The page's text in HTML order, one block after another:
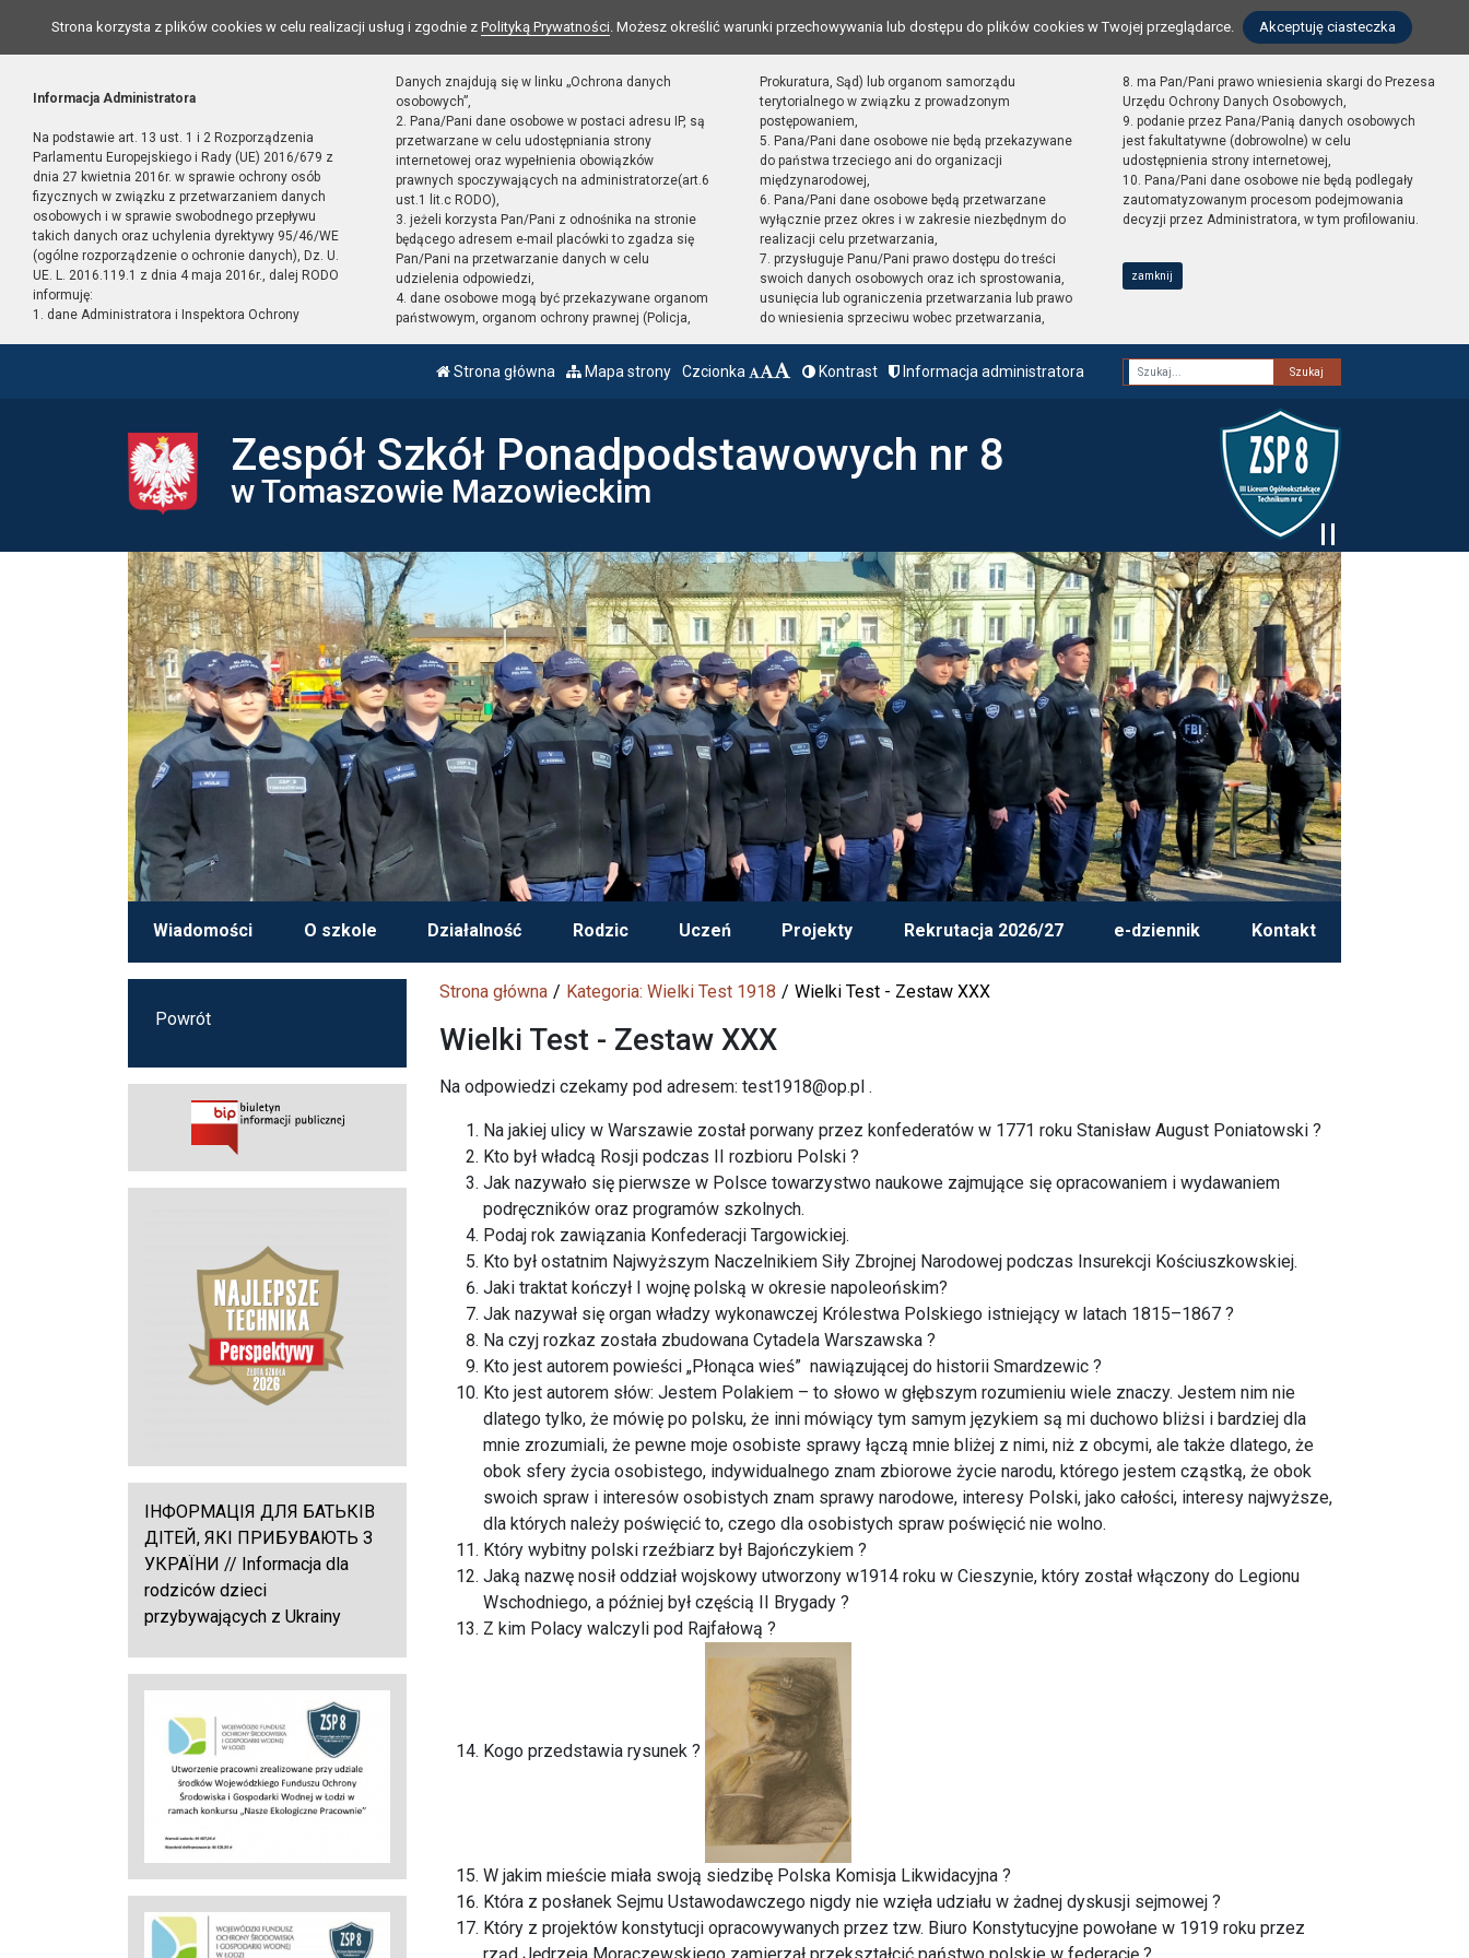
Strona korzysta z plików cookies w celu realizacji usług i zgodnie z Polityką Prywatności. Możesz określić warunki przechowywania lub dostępu do plików cookies w Twojej przeglądarce. Akceptuję ciasteczka
Informacja Administratora
Na podstawie art. 13 ust. 1 i 2 Rozporządzenia
Parlamentu Europejskiego i Rady (UE) 2016/679 z
dnia 27 kwietnia 2016r. w sprawie ochrony osób
fizycznych w związku z przetwarzaniem danych
osobowych i w sprawie swobodnego przepływu
takich danych oraz uchylenia dyrektywy 95/46/WE
(ogólne rozporządzenie o ochronie danych), Dz. U.
UE. L. 2016.119.1 z dnia 4 maja 2016r., dalej RODO
informuję:
1. dane Administratora i Inspektora Ochrony
Danych znajdują się w linku „Ochrona danych
osobowych”,
2. Pana/Pani dane osobowe w postaci adresu IP, są
przetwarzane w celu udostępniania strony
internetowej oraz wypełnienia obowiązków
prawnych spoczywających na administratorze(art.6
ust.1 lit.c RODO),
3. jeżeli korzysta Pan/Pani z odnośnika na stronie
będącego adresem e-mail placówki to zgadza się
Pan/Pani na przetwarzanie danych w celu
udzielenia odpowiedzi,
4. dane osobowe mogą być przekazywane organom
państwowym, organom ochrony prawnej (Policja,
Prokuratura, Sąd) lub organom samorządu
terytorialnego w związku z prowadzonym
postępowaniem,
5. Pana/Pani dane osobowe nie będą przekazywane
do państwa trzeciego ani do organizacji
międzynarodowej,
6. Pana/Pani dane osobowe będą przetwarzane
wyłącznie przez okres i w zakresie niezbędnym do
realizacji celu przetwarzania,
7. przysługuje Panu/Pani prawo dostępu do treści
swoich danych osobowych oraz ich sprostowania,
usunięcia lub ograniczenia przetwarzania lub prawo
do wniesienia sprzeciwu wobec przetwarzania,
8. ma Pan/Pani prawo wniesienia skargi do Prezesa
Urzędu Ochrony Danych Osobowych,
9. podanie przez Pana/Panią danych osobowych
jest fakultatywne (dobrowolne) w celu
udostępnienia strony internetowej,
10. Pana/Pani dane osobowe nie będą podlegały
zautomatyzowanym procesom podejmowania
decyzji przez Administratora, w tym profilowaniu.
zamknij
Strona główna Mapa strony Czcionka Kontrast Informacja administratora
Fraza
Zespół Szkół Ponadpodstawowych nr 8
w Tomaszowie Mazowieckim
Wiadomości O szkole Działalność Rodzic Uczeń Projekty Rekrutacja 2026/27 e-dziennik Kontakt
Strona główna Kategoria: Wielki Test 1918 Wielki Test - Zestaw XXX
Wielki Test - Zestaw XXX
Na odpowiedzi czekamy pod adresem: test1918@op.pl .
Na jakiej ulicy w Warszawie został porwany przez konfederatów w 1771 roku Stanisław August Poniatowski ?
Kto był władcą Rosji podczas II rozbioru Polski ?
Jak nazywało się pierwsze w Polsce towarzystwo naukowe zajmujące się opracowaniem i wydawaniem
podręczników oraz programów szkolnych.
Podaj rok zawiązania Konfederacji Targowickiej.
Kto był ostatnim Najwyższym Naczelnikiem Siły Zbrojnej Narodowej podczas Insurekcji Kościuszkowskiej.
Jaki traktat kończył I wojnę polską w okresie napoleońskim?
Jak nazywał się organ władzy wykonawczej Królestwa Polskiego istniejący w latach 1815–1867 ?
Na czyj rozkaz została zbudowana Cytadela Warszawska ?
Kto jest autorem powieści „Płonąca wieś” nawiązującej do historii Smardzewic ?
Kto jest autorem słów: Jestem Polakiem – to słowo w głębszym rozumieniu wiele znaczy. Jestem nim nie
dlatego tylko, że mówię po polsku, że inni mówiący tym samym językiem są mi duchowo bliżsi i bardziej dla
mnie zrozumiali, że pewne moje osobiste sprawy łączą mnie bliżej z nimi, niż z obcymi, ale także dlatego, że
obok sfery życia osobistego, indywidualnego znam zbiorowe życie narodu, którego jestem cząstką, że obok
swoich spraw i interesów osobistych znam sprawy narodowe, interesy Polski, jako całości, interesy najwyższe,
dla których należy poświęcić to, czego dla osobistych spraw poświęcić nie wolno.
Który wybitny polski rzeźbiarz był Bajończykiem ?
Jaką nazwę nosił oddział wojskowy utworzony w1914 roku w Cieszynie, który został włączony do Legionu
Wschodniego, a później był częścią II Brygady ?
Z kim Polacy walczyli pod Rajfałową ?
Kogo przedstawia rysunek ?
W jakim mieście miała swoją siedzibę Polska Komisja Likwidacyjna ?
Która z posłanek Sejmu Ustawodawczego nigdy nie wzięła udziału w żadnej dyskusji sejmowej ?
Który z projektów konstytucji opracowywanych przez tzw. Biuro Konstytucyjne powołane w 1919 roku przez
Powrót
ІНФОРМАЦІЯ ДЛЯ БАТЬКІВ
ДІТЕЙ, ЯКІ ПРИБУВАЮТЬ З
УКРАЇНИ // Informacja dla
rodziców dzieci
przybywających z Ukrainy